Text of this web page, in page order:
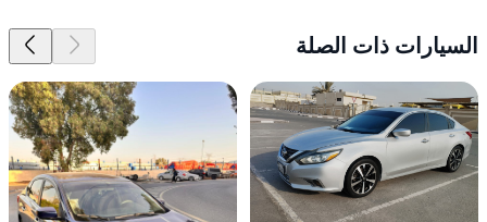
السيارات ذات الصلة